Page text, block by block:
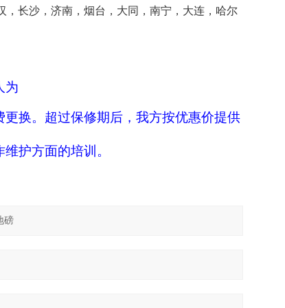
长沙，济南，烟台，大同，南宁，大连，哈尔
为
换。超过保修期后，我方按优惠价提供
护方面的培训。